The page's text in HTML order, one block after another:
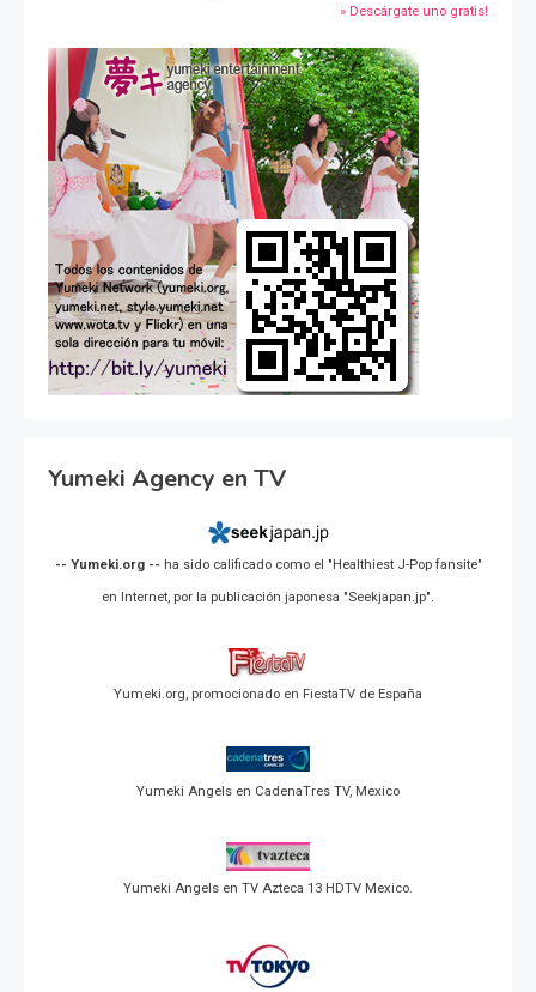
» Descárgate uno gratis!
Yumeki Agency en TV
-- Yumeki.org -- ha sido calificado como el "Healthiest J-Pop fansite"
en Internet, por la publicación japonesa "Seekjapan.jp".
Yumeki.org, promocionado en FiestaTV de España
Yumeki Angels en CadenaTres TV, Mexico
Yumeki Angels en TV Azteca 13 HDTV Mexico.